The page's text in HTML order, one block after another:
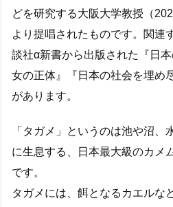
どを研究する大阪大学教授（
より提唱されたものです。関連
談社α新書から出版された『日
女の正体』『日本の社会を埋め
があります。
「タガメ」というのは池や沼、
に生息する、日本最大級のカメ
です。
タガメには、餌となるカエルな